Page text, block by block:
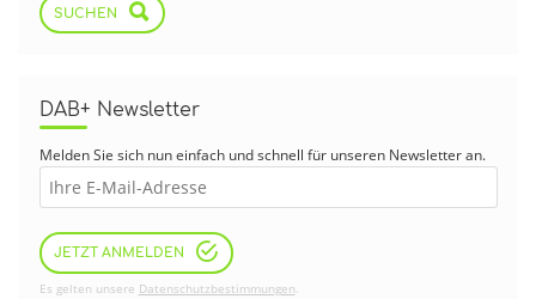
SUCHEN
DAB+ Newsletter
Melden Sie sich nun einfach und schnell für unseren Newsletter an.
JETZT ANMELDEN
Es gelten unsere Datenschutzbestimmungen.